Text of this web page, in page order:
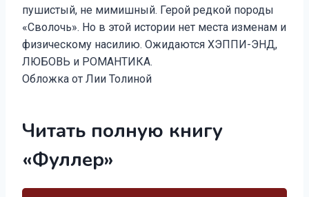
пушистый, не мимишный. Герой редкой породы
«Сволочь». Но в этой истории нет места изменам и
физическому насилию. Ожидаются ХЭППИ-ЭНД,
ЛЮБОВЬ и РОМАНТИКА.
Обложка от Лии Толиной
Читать полную книгу
«Фуллер»